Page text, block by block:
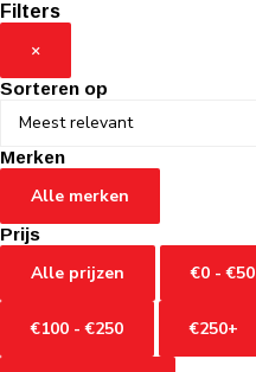
Filters
×
Sorteren op
Merken
Alle merken
Prijs
Alle prijzen €0 - €50
€100 - €250 €250+